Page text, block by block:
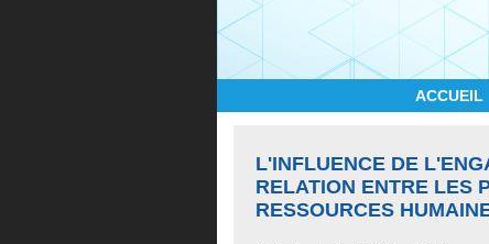
ACCUEIL
L'INFLUENCE DE
RELATION ENTRE LES
RESSOURCES